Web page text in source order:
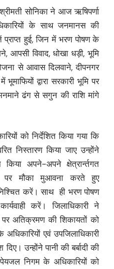
सोनिका ने आज ऋषिपर्णा
के साथ जनमानस की
हुई, जिन में भरण पोषण के
आपसी विवाद, धोखा धड़ी, भूमि
से आवास दिलवाने, दीपनगर
द्वारा सरकारी भूमि पर
मनमाने ढंग से सगुन की राशि मांगे
को निर्देशित किया गया कि
निस्तारण किया जाए उन्होंने
किया अपने-अपने क्षेत्रार्न्तगत
पर मौका मुआवना करते हुए
करें। साथ ही भरण पोषण
करें। जिलाधिकारी ने
पर अतिक्रमण की शिकायतों को
एवं उपजिलाधिकारी
उन्होंने पानी की बर्बादी की
निगम के अधिकारियों को